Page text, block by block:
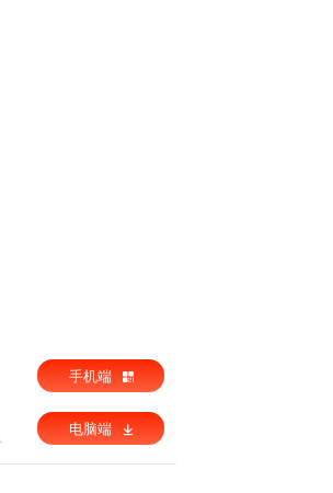
手机端
电脑端